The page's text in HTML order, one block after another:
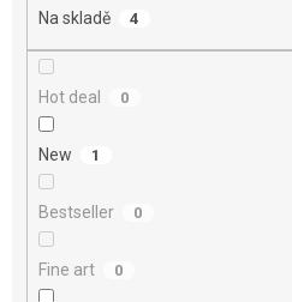
Na skladě 4
Hot deal 0
New 1
Bestseller 0
Fine art 0